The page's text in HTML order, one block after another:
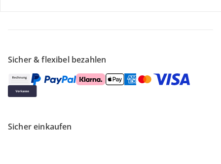
Sicher & flexibel bezahlen
Sicher einkaufen